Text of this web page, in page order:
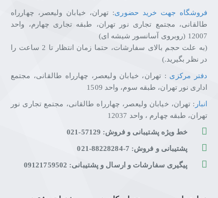
فروشگاه جهت خرید حضوری: تهران، خیابان ولیعصر، چهارراه
طالقانی، مجتمع تجاری نور تهران، طبقه تجاری چهارم، واحد
12007 (روبروی آسانسور شیشه ای)
(به علت حجم بالای سفارشات، حتما زمان انتظار تا 2 ساعت را
در نظر بگیرید.)
دفتر مرکزی : تهران، خیابان ولیعصر، چهارراه طالقانی، مجتمع
اداری نور تهران، طبقه سوم، واحد 1509
انبار : تهران، خیابان ولیعصر، چهارراه طالقانی، مجتمع تجاری نور
تهران، طبقه چهارم ، واحد 12037
خط ویژه پشتیبانی و فروش: 57129-021
پشتیبانی و فروش: 7-88228284-021
پیگیری سفارشات و ارسال و پشتیبانی: 09121759502